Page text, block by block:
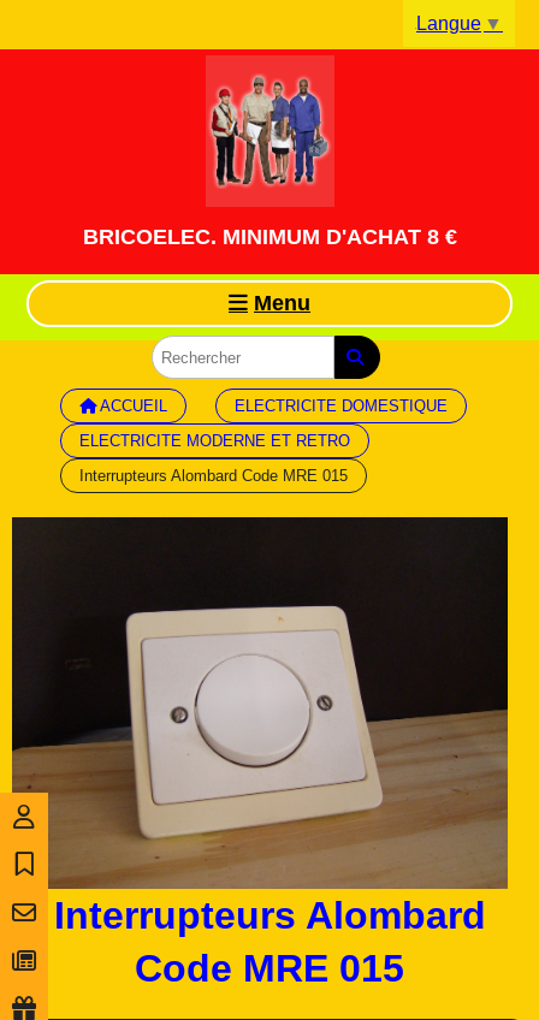
BRICOELEC. MINIMUM D'ACHAT 8 €
Menu
ACCUEIL
ELECTRICITE DOMESTIQUE
ELECTRICITE MODERNE ET RETRO
Interrupteurs Alombard Code MRE 015
Interrupteurs Alombard
Code MRE 015
Langue ▼